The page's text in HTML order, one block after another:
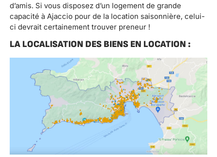
d’amis. Si vous disposez d’un logement de grande
capacité à Ajaccio pour de la location saisonnière, celui-
ci devrait certainement trouver preneur !
LA LOCALISATION DES BIENS EN LOCATION :